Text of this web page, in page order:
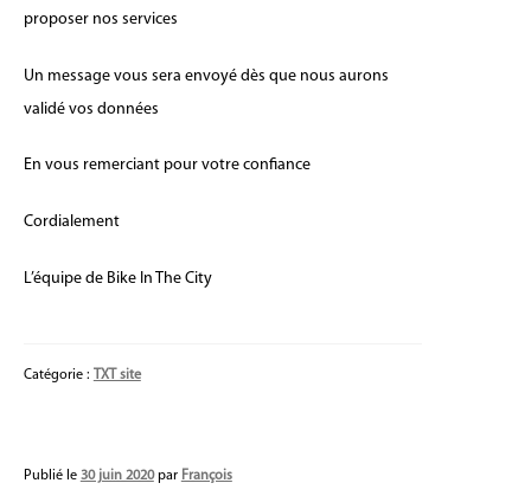
proposer nos services
Un message vous sera envoyé dès que nous aurons
validé vos données
En vous remerciant pour votre confiance
Cordialement
L’équipe de Bike In The City
Catégorie : TXT site
Publié le 30 juin 2020 par François